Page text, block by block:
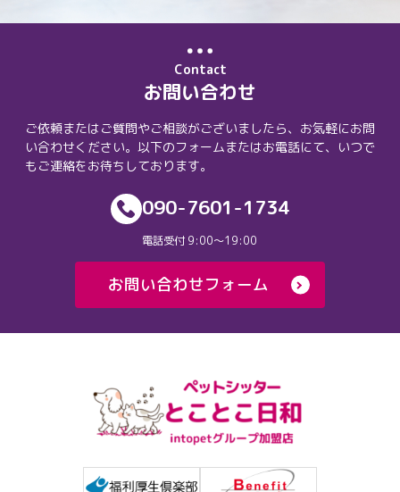
Contact
お問い合わせ
ご依頼またはご質問やご相談がございましたら、お気軽にお問
い合わせください。以下のフォームまたはお電話にて、いつで
もご連絡をお待ちしております。
090-7601-1734
電話受付 9:00〜19:00
お問い合わせフォーム